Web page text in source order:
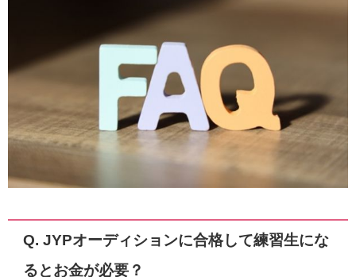
Q. JYPオーディションに合格して練習生にな
るとお金が必要？